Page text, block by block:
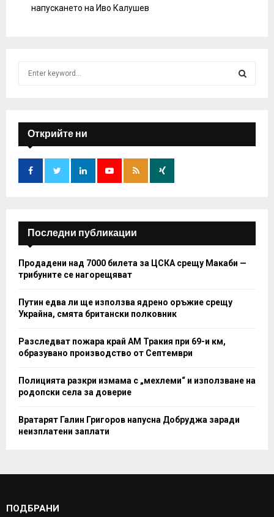
напускането на Иво Калушев
f
o
:
E
A
H
Открийте ни
Последни публикации
Продадени над 7000 билета за ЦСКА срещу Макаби —
трибуните се нагорещяват
Путин едва ли ще използва ядрено оръжие срещу
Украйна, смята британски полковник
Разследват пожара край АМ Тракия при 69-и км,
образувано производство от Септември
Полицията разкри измама с „мехлеми“ и използване на
родопски села за доверие
Вратарят Галин Григоров напусна Добруджа заради
неизплатени заплати
ПОДБРАНИ